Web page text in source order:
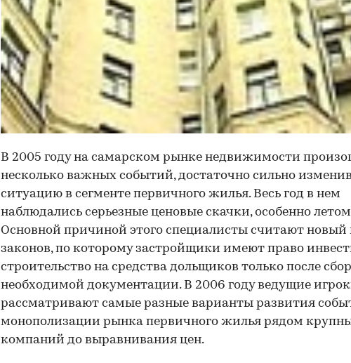
В 2005 году на самарском рынке недвижимости
несколько важных событий, достаточно сильно
ситуацию в сегменте первичного жилья. Весь год в нем
наблюдались серьезные ценовые скачки, особенно
Основной причиной этого специалисты считают новый
законов, по которому застройщики имеют право
строительство на средства дольщиков только после
необходимой документации. В 2006 году ведущие
рассматривают самые разные варианты развития
монополизации рынка первичного жилья рядом
компаний до выравнивания цен.